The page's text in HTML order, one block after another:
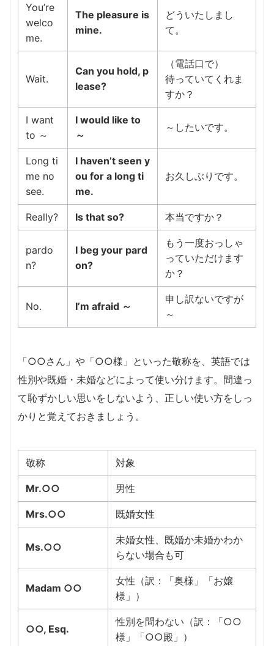
You’re
welco
me.
The pleasure is
mine.
どういたしまし
て。
Wait.
Can you hold, p
lease?
（電話口で）
待っていてくれま
すか？
I want
to ～
I would like to
～
～したいです。
Long ti
me no
see.
I haven’t seen y
ou for a long ti
me.
お久しぶりです。
Really? Is that so? 本当ですか？
pardo
n?
I beg your pard
on?
もう一度おっしゃ
っていただけます
か？
No. I’m afraid ～
申し訳ないですが
～
「○○さん」や「○○様」といった敬称を、英語では
性別や既婚・未婚などによって使い分けます。間違っ
て恥ずかしい思いをしないよう、正しい使い方をしっ
かりと覚えておきましょう。
敬称 対象
Mr.○○ 男性
Mrs.○○ 既婚女性
Ms.○○
未婚女性、既婚か未婚かわか
らない場合も可
Madam ○○
女性（訳：「奥様」「お嬢
様」）
○○, Esq.
性別を問わない（訳：「○○
様」「○○殿」）